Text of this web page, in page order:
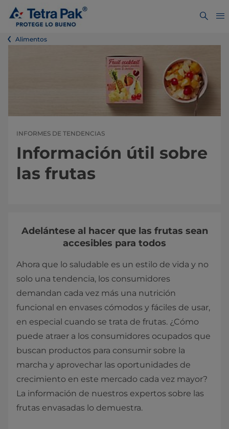
Alimentos
INFORMES DE TENDENCIAS
Información útil sobre
las frutas
Adelántese al hacer que las frutas sean
accesibles para todos
Ahora que lo saludable es un estilo de vida y no
solo una tendencia, los consumidores
demandan cada vez más una nutrición
funcional en envases cómodos y fáciles de usar,
en especial cuando se trata de frutas. ¿Cómo
puede atraer a los consumidores ocupados que
buscan productos para consumir sobre la
marcha y aprovechar las oportunidades de
crecimiento en este mercado cada vez mayor?
La información de nuestros expertos sobre las
frutas envasadas lo demuestra.